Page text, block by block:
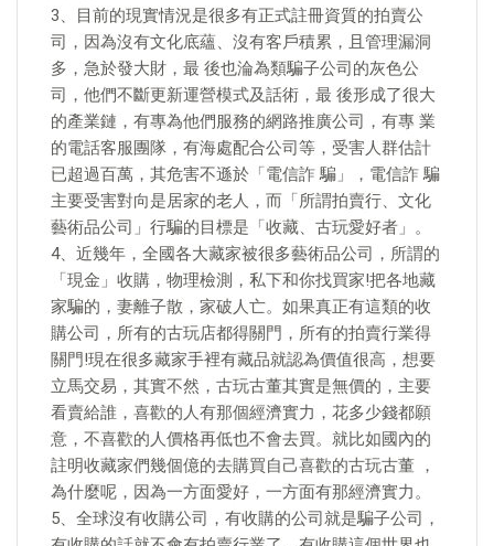
3、目前的現實情況是很多有正式註冊資質的拍賣公
司，因為沒有文化底蘊、沒有客戶積累，且管理漏洞
多，急於發大財，最 後也淪為類騙子公司的灰色公
司，他們不斷更新運營模式及話術，最 後形成了很大
的產業鏈，有專為他們服務的網路推廣公司，有專 業
的電話客服團隊，有海處配合公司等，受害人群估計
已超過百萬，其危害不遜於「電信詐 騙」，電信詐 騙
主要受害對向是居家的老人，而「所謂拍賣行、文化
藝術品公司」行騙的目標是「收藏、古玩愛好者」。
4、近幾年，全國各大藏家被很多藝術品公司，所謂的
「現金」收購，物理檢測，私下和你找買家!把各地藏
家騙的，妻離子散，家破人亡。如果真正有這類的收
購公司，所有的古玩店都得關門，所有的拍賣行業得
關門!現在很多藏家手裡有藏品就認為價值很高，想要
立馬交易，其實不然，古玩古董其實是無價的，主要
看賣給誰，喜歡的人有那個經濟實力，花多少錢都願
意，不喜歡的人價格再低也不會去買。就比如國內的
註明收藏家們幾個億的去購買自己喜歡的古玩古董 ，
為什麼呢，因為一方面愛好，一方面有那經濟實力。
5、全球沒有收購公司，有收購的公司就是騙子公司，